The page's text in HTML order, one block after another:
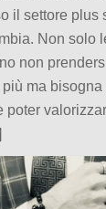
il settore plus
Non solo
non
ma bisogna
poter